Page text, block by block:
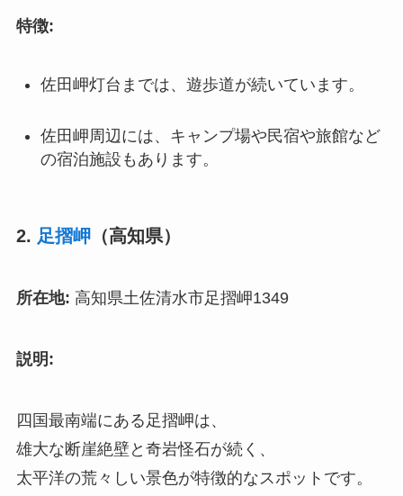
特徴:
佐田岬灯台までは、遊歩道が続いています。
佐田岬周辺には、キャンプ場や民宿や旅館など
の宿泊施設もあります。
2. 足摺岬（高知県）
所在地: 高知県土佐清水市足摺岬1349
説明:
四国最南端にある足摺岬は、
雄大な断崖絶壁と奇岩怪石が続く、
太平洋の荒々しい景色が特徴的なスポットです。